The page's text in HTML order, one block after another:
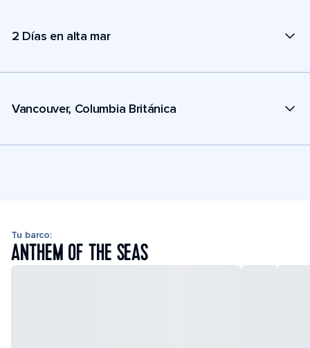
2 Días en alta mar
Vancouver, Columbia Británica
Tu barco:
ANTHEM OF THE SEAS